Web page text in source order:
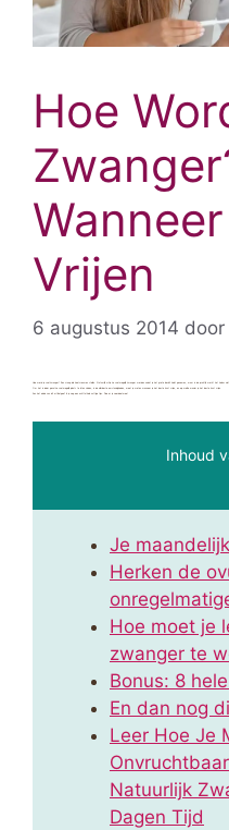
Hoe
Vrijen
6 augustus 2014 door
Inhoud
Je
Herken de
Hoe moet je
zwanger te
Bonus: 8
En dan nog
Leer Hoe Je
Natuurlijk
Dagen Tijd